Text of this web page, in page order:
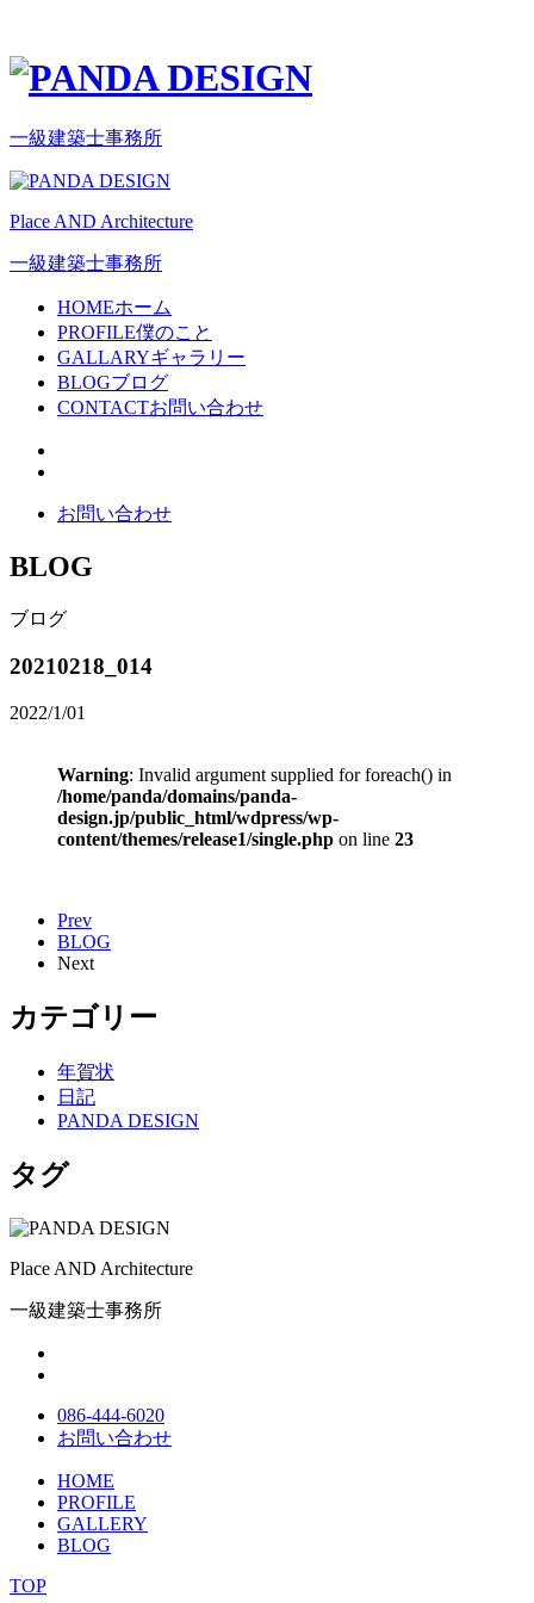
一級建築士事務所
Place AND Architecture
一級建築士事務所
HOMEホーム
PROFILE僕のこと
GALLARYギャラリー
BLOGブログ
CONTACTお問い合わせ
お問い合わせ
BLOG
ブログ
20210218_014
2022/1/01
Warning: Invalid argument supplied for foreach() in
/home/panda/domains/panda-
design.jp/public_html/wdpress/wp-
content/themes/release1/single.php on line 23
Prev
BLOG
Next
カテゴリー
年賀状
日記
PANDA DESIGN
タグ
Place AND Architecture
一級建築士事務所
086-444-6020
お問い合わせ
HOME
PROFILE
GALLERY
BLOG
TOP